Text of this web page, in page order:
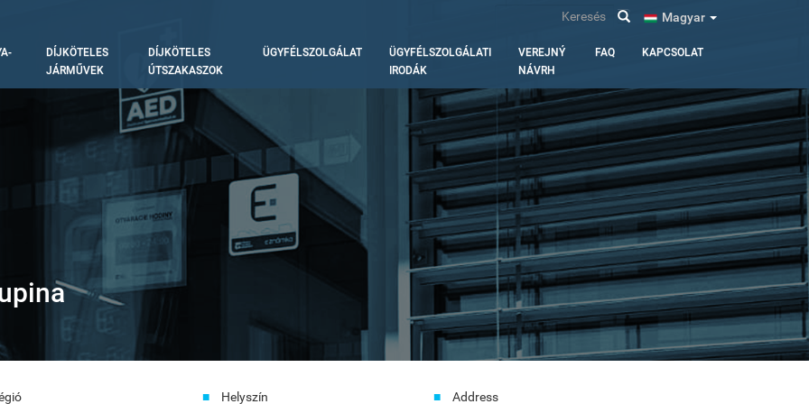
Magyar
Keresés
DÍJKÖTELES
JÁRMŰVEK
DÍJKÖTELES
ÚTSZAKASZOK
ÜGYFÉLSZOLGÁLAT
ÜGYFÉLSZOLGÁLATI
IRODÁK
VEREJNÝ
NÁVRH
FAQ KAPCSOLAT
Helyszín
Address